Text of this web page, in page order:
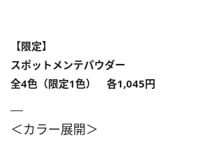
【限定】
スポットメンテパウダー
全4色（限定1色） 各1,045円
＜カラー展開＞